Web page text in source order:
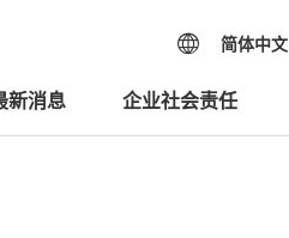
简体中文
新消息 企业社会责任